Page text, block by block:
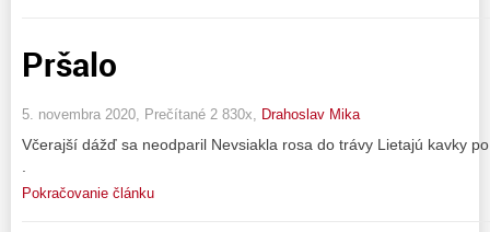
Pršalo
5. novembra 2020, Prečítané 2 830x, Drahoslav Mika
Včerajší dážď sa neodparil Nevsiakla rosa do trávy Lietajú kavky
Pokračovanie článku